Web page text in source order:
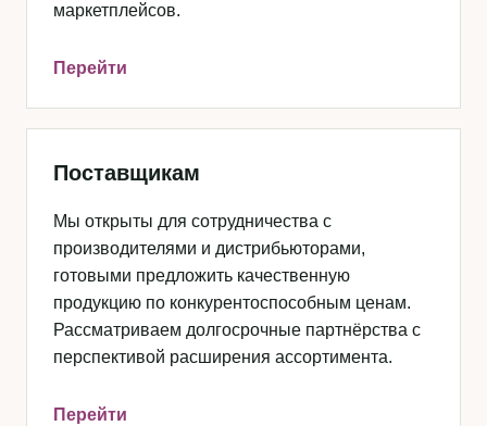
маркетплейсов.
Перейти
Поставщикам
Мы открыты для сотрудничества с
производителями и дистрибьюторами,
готовыми предложить качественную
продукцию по конкурентоспособным ценам.
Рассматриваем долгосрочные партнёрства с
перспективой расширения ассортимента.
Перейти